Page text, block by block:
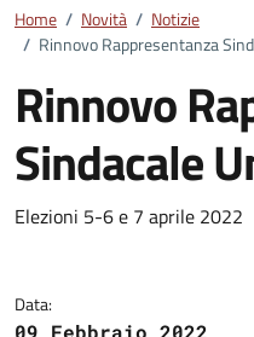
Home / Novità / Notizie
/ Rinnovo Rappresentanza
Rinnovo
Sindacale
Dettagli della
Elezioni 5-6 e 7 aprile 2022
Data:
09 Febbraio 2022